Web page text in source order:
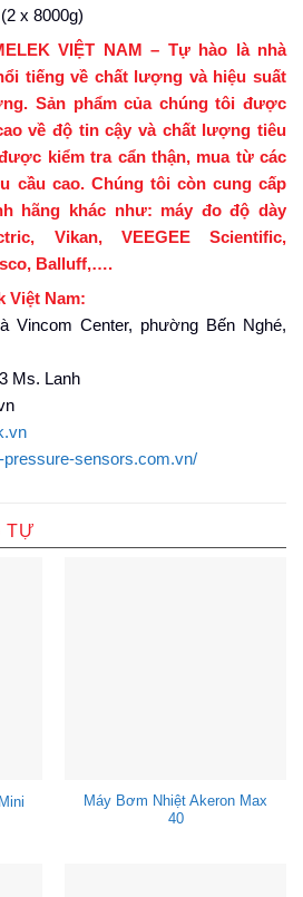
x 8000g)
VIỆT NAM – Tự hào là nhà
tiếng về chất lượng và hiệu suất
Sản phẩm của chúng tôi được
về độ tin cậy và chất lượng tiêu
kiểm tra cẩn thận, mua từ các
cầu cao. Chúng tôi còn cung cấp
hãng khác như: máy đo độ dày
Vikan, VEEGEE Scientific,
Balluff,….
Việt Nam:
Vincom Center, phường Bến Nghé,
Ms. Lanh
pressure-sensors.com.vn/
TỰ
Máy Bơm Nhiệt Akeron Max
40